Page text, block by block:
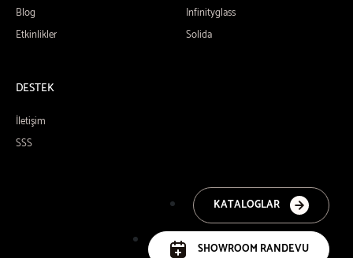
Blog
Etkinlikler
Infinityglass
Solida
DESTEK
İletişim
SSS
KATALOGLAR
SHOWROOM RANDEVU